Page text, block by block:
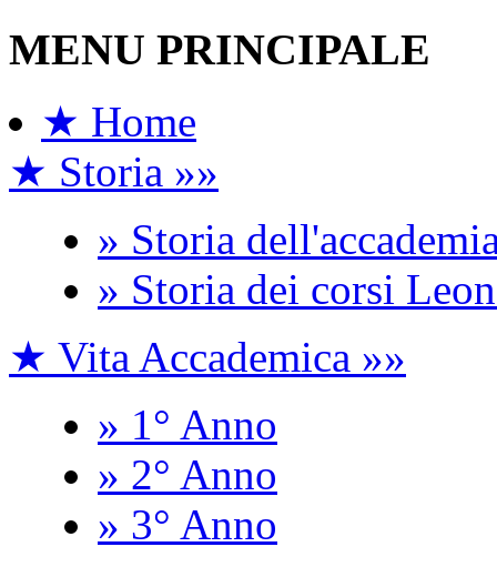
MENU PRINCIPALE
★ Home
★ Storia »»
» Storia
» Storia dei corsi
★ Vita Accademica »»
» 1° Anno
» 2° Anno
» 3° Anno